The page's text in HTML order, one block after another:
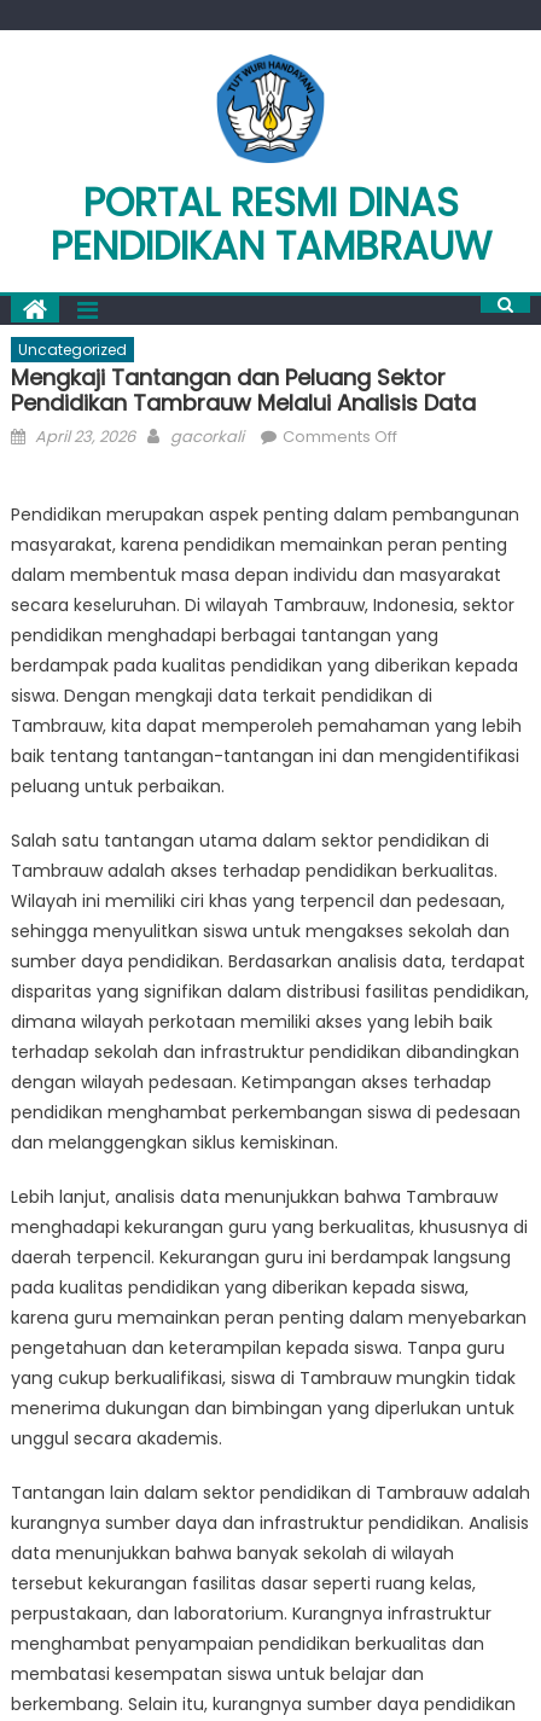
PORTAL RESMI DINAS
PENDIDIKAN TAMBRAUW
Uncategorized
Mengkaji Tantangan dan Peluang Sektor
Pendidikan Tambrauw Melalui Analisis Data
Posted
April 23, 2026 Author
gacorkali Comments Offon
dan
Peluang
Sektor
Pendidikan
Tambrauw
Melalui
Analisis
Pendidikan merupakan aspek penting dalam pembangunan
masyarakat, karena pendidikan memainkan peran penting
dalam membentuk masa depan individu dan masyarakat
secara keseluruhan. Di wilayah Tambrauw, Indonesia, sektor
pendidikan menghadapi berbagai tantangan yang
berdampak pada kualitas pendidikan yang diberikan kepada
siswa. Dengan mengkaji data terkait pendidikan di
Tambrauw, kita dapat memperoleh pemahaman yang lebih
baik tentang tantangan-tantangan ini dan mengidentifikasi
peluang untuk perbaikan.
Salah satu tantangan utama dalam sektor pendidikan di
Tambrauw adalah akses terhadap pendidikan berkualitas.
Wilayah ini memiliki ciri khas yang terpencil dan pedesaan,
sehingga menyulitkan siswa untuk mengakses sekolah dan
sumber daya pendidikan. Berdasarkan analisis data, terdapat
disparitas yang signifikan dalam distribusi fasilitas pendidikan,
dimana wilayah perkotaan memiliki akses yang lebih baik
terhadap sekolah dan infrastruktur pendidikan dibandingkan
dengan wilayah pedesaan. Ketimpangan akses terhadap
pendidikan menghambat perkembangan siswa di pedesaan
dan melanggengkan siklus kemiskinan.
Lebih lanjut, analisis data menunjukkan bahwa Tambrauw
menghadapi kekurangan guru yang berkualitas, khususnya di
daerah terpencil. Kekurangan guru ini berdampak langsung
pada kualitas pendidikan yang diberikan kepada siswa,
karena guru memainkan peran penting dalam menyebarkan
pengetahuan dan keterampilan kepada siswa. Tanpa guru
yang cukup berkualifikasi, siswa di Tambrauw mungkin tidak
menerima dukungan dan bimbingan yang diperlukan untuk
unggul secara akademis.
Tantangan lain dalam sektor pendidikan di Tambrauw adalah
kurangnya sumber daya dan infrastruktur pendidikan. Analisis
data menunjukkan bahwa banyak sekolah di wilayah
tersebut kekurangan fasilitas dasar seperti ruang kelas,
perpustakaan, dan laboratorium. Kurangnya infrastruktur
menghambat penyampaian pendidikan berkualitas dan
membatasi kesempatan siswa untuk belajar dan
berkembang. Selain itu, kurangnya sumber daya pendidikan